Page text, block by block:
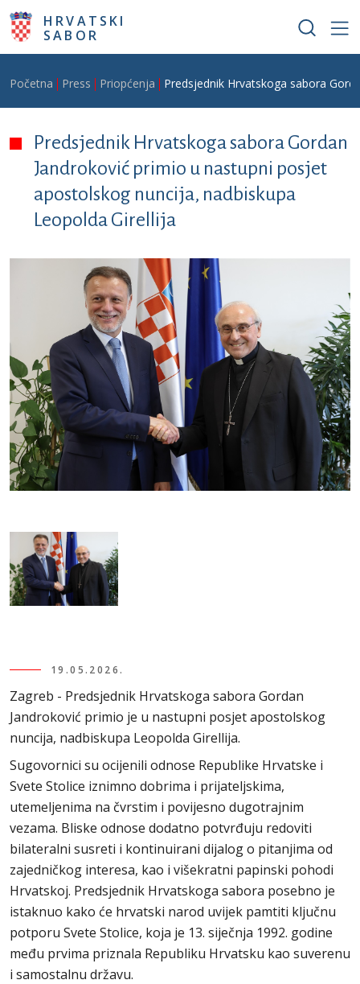
Skoči na glavni sadržaj
HRVATSKI
SABOR
Breadcrumb
Početna Press Priopćenja Predsjednik Hrvatskoga sabora
Predsjednik Hrvatskoga sabora Gordan
Jandroković primio u nastupni posjet
apostolskog nuncija, nadbiskupa
Leopolda Girellija
19.05.2026.
Zagreb - Predsjednik Hrvatskoga sabora Gordan
Jandroković primio je u nastupni posjet apostolskog
nuncija, nadbiskupa Leopolda Girellija.
Sugovornici su ocijenili odnose Republike Hrvatske i
Svete Stolice iznimno dobrima i prijateljskima,
utemeljenima na čvrstim i povijesno dugotrajnim
vezama. Bliske odnose dodatno potvrđuju redoviti
bilateralni susreti i kontinuirani dijalog o pitanjima od
zajedničkog interesa, kao i višekratni papinski pohodi
Hrvatskoj. Predsjednik Hrvatskoga sabora posebno je
istaknuo kako će hrvatski narod uvijek pamtiti ključnu
potporu Svete Stolice, koja je 13. siječnja 1992. godine
među prvima priznala Republiku Hrvatsku kao suverenu
i samostalnu državu.